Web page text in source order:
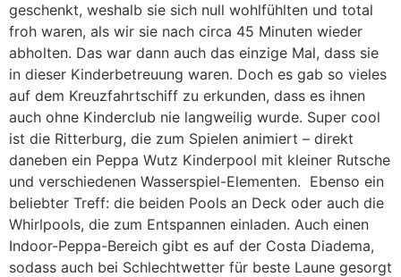
geschenkt, weshalb sie sich null wohlfühlten und total
froh waren, als wir sie nach circa 45 Minuten wieder
abholten. Das war dann auch das einzige Mal, dass sie
in dieser Kinderbetreuung waren. Doch es gab so vieles
auf dem Kreuzfahrtschiff zu erkunden, dass es ihnen
auch ohne Kinderclub nie langweilig wurde. Super cool
ist die Ritterburg, die zum Spielen animiert – direkt
daneben ein Peppa Wutz Kinderpool mit kleiner Rutsche
und verschiedenen Wasserspiel-Elementen. Ebenso ein
beliebter Treff: die beiden Pools an Deck oder auch die
Whirlpools, die zum Entspannen einladen. Auch einen
Indoor-Peppa-Bereich gibt es auf der Costa Diadema,
sodass auch bei Schlechtwetter für beste Laune gesorgt